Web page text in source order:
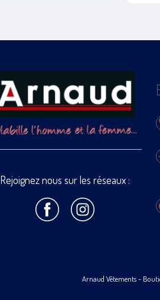
Rejoignez nous sur les réseaux :
Arnaud Vêtements-